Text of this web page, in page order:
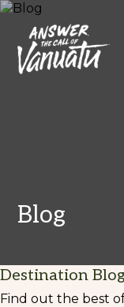
Blog
Destination
Find out the best